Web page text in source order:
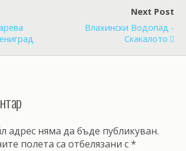
Next Post
Влахински Водопад -
Скакалото
адрес няма да бъде публикуван.
полета са отбелязани с*